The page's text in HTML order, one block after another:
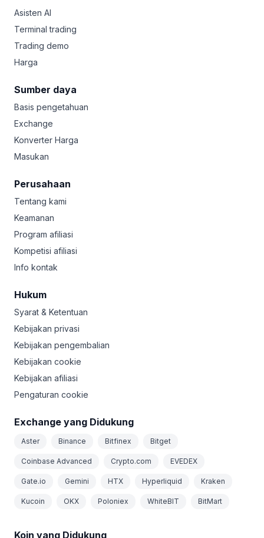
Asisten AI
Terminal trading
Trading demo
Harga
Sumber daya
Basis pengetahuan
Exchange
Konverter Harga
Masukan
Perusahaan
Tentang kami
Keamanan
Program afiliasi
Kompetisi afiliasi
Info kontak
Hukum
Syarat & Ketentuan
Kebijakan privasi
Kebijakan pengembalian
Kebijakan cookie
Kebijakan afiliasi
Pengaturan cookie
Exchange yang Didukung
Aster Binance Bitfinex Bitget
Coinbase Advanced Crypto.com EVEDEX
Gate.io Gemini HTX Hyperliquid Kraken
Kucoin OKX Poloniex WhiteBIT BitMart
Koin yang Didukung